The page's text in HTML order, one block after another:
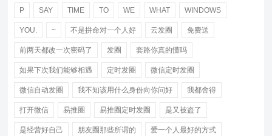
P SAY TIME TO WE WHAT WINDOWS
YOU. ~ 不是拼命对一个人好 云发圈 免费送
前两天都改一次密码了 发圈 套路你真的懂吗
如果下次我们能够相遇 定时发圈 微信定时发圈
微信自动发圈 我不知该用什么身份向你问好 我都舍得
打开微信 易推圈 易推圈定时发圈 是又被盗了
是经营好自己 朋友圈那些所谓的 爱一个人最好的方式